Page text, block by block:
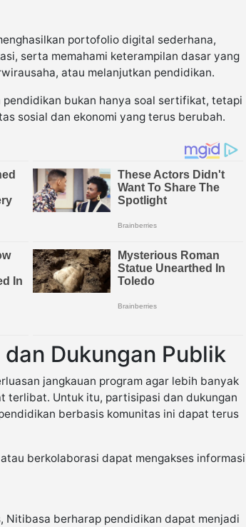
portofolio digital sederhana,
serta memahami keterampilan dasar yang
atau melanjutkan pendidikan.
bukan hanya soal sertifikat, tetapi
sosial dan ekonomi yang terus berubah.
Dukungan Publik
jangkauan program agar lebih banyak
terlibat. Untuk itu, partisipasi dan dukungan
berbasis komunitas ini dapat terus
berkolaborasi dapat mengakses informasi
Nitibasa berharap pendidikan dapat menjadi